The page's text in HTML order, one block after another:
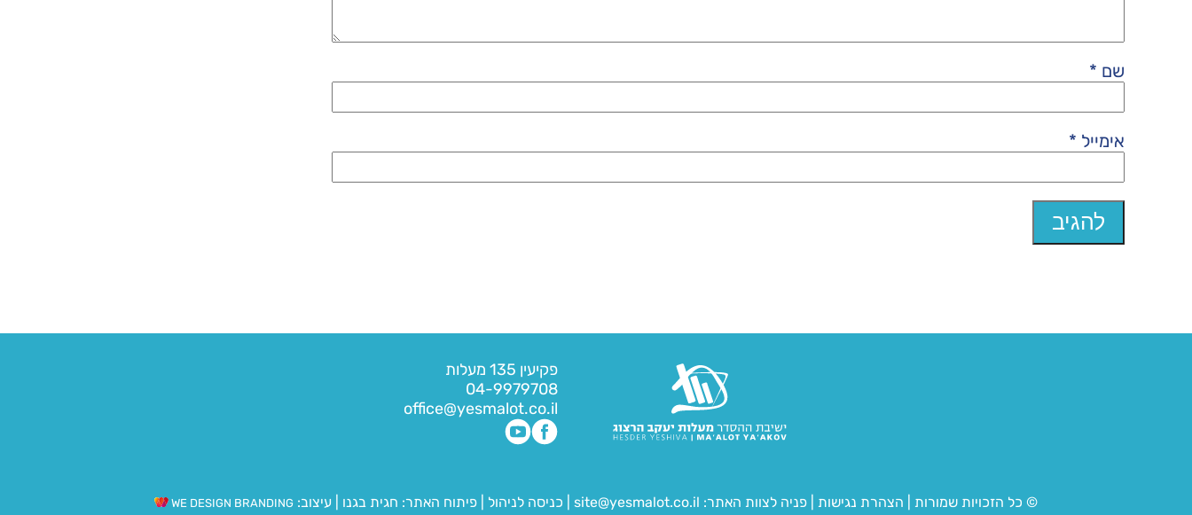
שם *
אימייל *
פקיעין 135 מעלות
04-9979708
office@yesmalot.co.il
© כל הזכויות שמורות הצהרת נגישות פניה לצוות האתר: site@yesmalot.co.il כניסה לניהול פיתוח האתר: חגית בגנו עיצוב: WE DESIGN BRANDING